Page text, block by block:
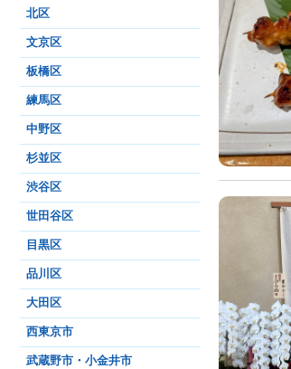
北区
文京区
板橋区
練馬区
中野区
杉並区
渋谷区
世田谷区
目黒区
品川区
大田区
西東京市
武蔵野市・小金井市